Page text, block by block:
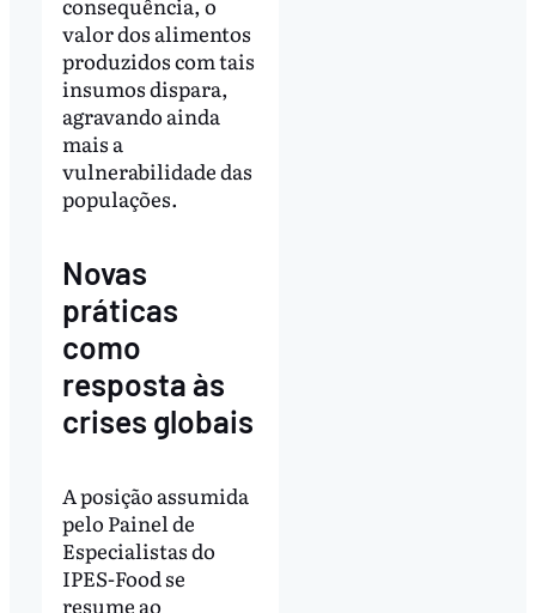
valor dos alimentos
produzidos com tais
insumos dispara,
agravando ainda
mais a
vulnerabilidade das
populações.
Novas
práticas
como
resposta às
crises globais
A posição assumida
pelo Painel de
Especialistas do
IPES-Food se
resume ao